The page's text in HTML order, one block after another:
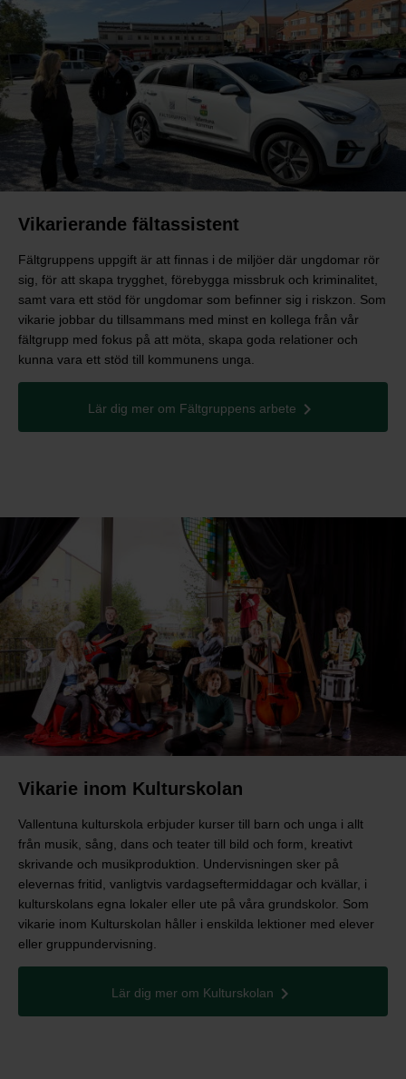
Vikarierande fältassistent
Fältgruppens uppgift är att finnas i de miljöer där ungdomar rör
sig, för att skapa trygghet, förebygga missbruk och kriminalitet,
samt vara ett stöd för ungdomar som befinner sig i riskzon. Som
vikarie jobbar du tillsammans med minst en kollega från vår
fältgrupp med fokus på att möta, skapa goda relationer och
kunna vara ett stöd till kommunens unga.
Lär dig mer om Fältgruppens arbete
Vikarie inom Kulturskolan
Vallentuna kulturskola erbjuder kurser till barn och unga i allt
från musik, sång, dans och teater till bild och form, kreativt
skrivande och musikproduktion. Undervisningen sker på
elevernas fritid, vanligtvis vardagseftermiddagar och kvällar, i
kulturskolans egna lokaler eller ute på våra grundskolor. Som
vikarie inom Kulturskolan håller i enskilda lektioner med elever
eller gruppundervisning.
Lär dig mer om Kulturskolan